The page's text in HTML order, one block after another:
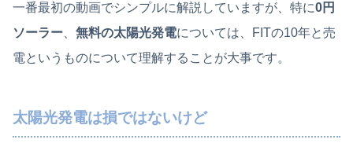
一番最初の動画でシンプルに解説していますが、特に0円
ソーラー
無料の太陽光発電については、FITの10年と売
電というものについて理解することが大事です。
太陽光発電は損ではないけど